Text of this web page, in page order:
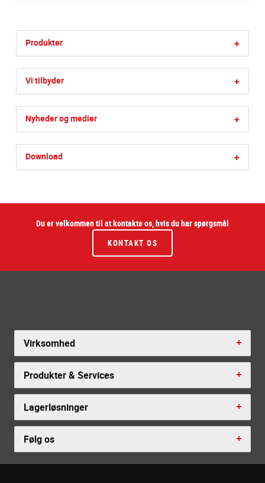
Produkter +
Vi tilbyder +
Nyheder og medier +
Download +
Du er velkommen til at kontakte os, hvis du har spørgsmål
KONTAKT OS
Virksomhed
Produkter & Services
Lagerløsninger
Følg os